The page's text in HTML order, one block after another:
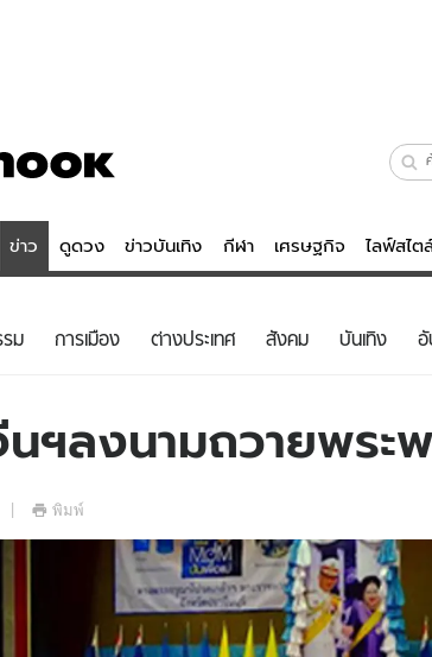
ข่าว ดูดวง ข่าวบันเทิง กีฬา เศรษฐกิจ ไลฟ์สไต
ดูดวง - ตรวจหวย
สถิติหวยไทย
วัย
ร
เที่
ม การเมือง ต่างประเทศ สังคม บันเทิง อั
นฯลงนามถวายพระ
พิมพ์